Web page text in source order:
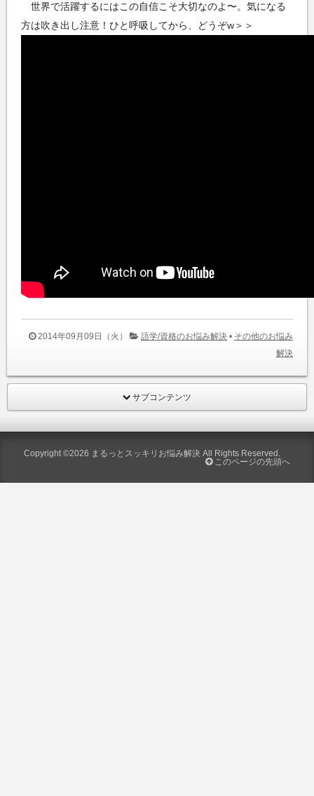
世界で活躍するにはこの自信こそ大切なのよ〜。気になる
方は吹き出し注意！ひと呼吸してから、どうぞw＞＞
2014年09月09日（火） 語学/資格のお悩み解決 • その他のお悩み
解決
サブコンテンツ
Copyright ©2026 まるっとスッキリお悩み解決 All Rights Reserved.
このページの先頭へ